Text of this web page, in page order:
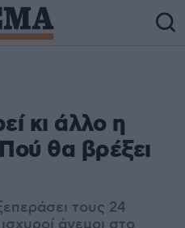
κι άλλο η
θα βρέξει
τους 24